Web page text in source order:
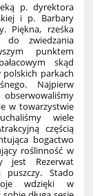
p. dyrektora
i p. Barbary
Piękna, rześka
do zwiedzania
punktem
skąd
parkach
Najpierw
w towarzystwie
wiele
częścią
bogactwo
roślinność w
jest Rezerwat
puszczy. Stado
wdzięki w